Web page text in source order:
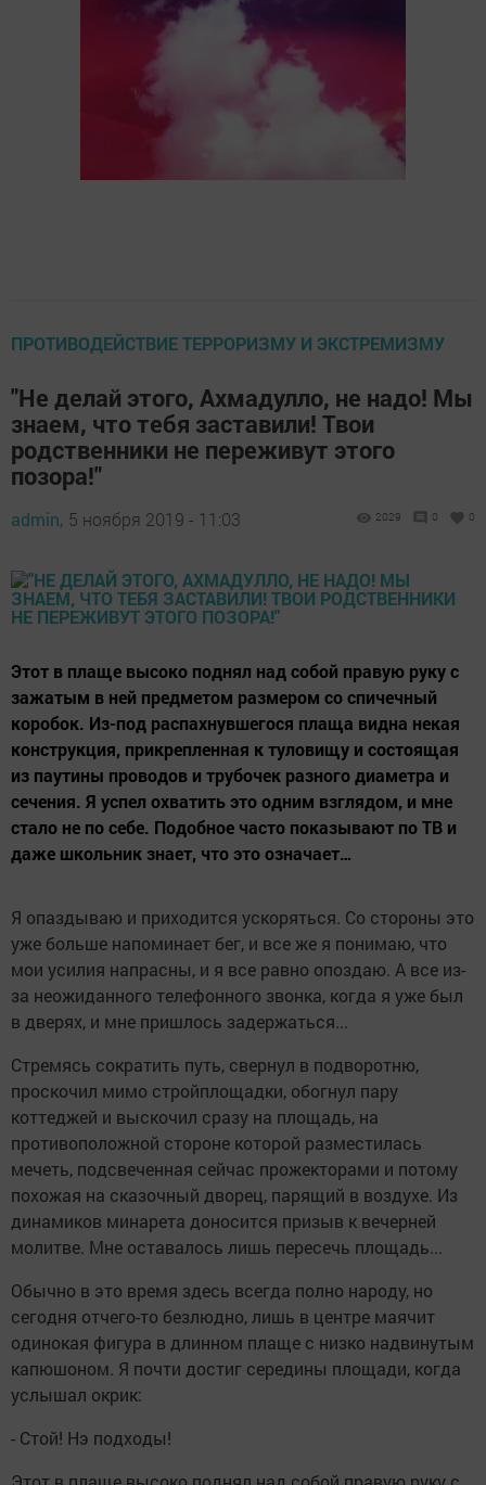
ПРОТИВОДЕЙСТВИЕ ТЕРРОРИЗМУ И ЭКСТРЕМИЗМУ
"Не делай этого, Ахмадулло, не надо! Мы
знаем, что тебя заставили! Твои
родственники не переживут этого
позора!"
admin, 5 ноября 2019 - 11:03 2029 0 0
Этот в плаще высоко поднял над собой правую руку с
зажатым в ней предметом размером со спичечный
коробок. Из-под распахнувшегося плаща видна некая
конструкция, прикрепленная к туловищу и состоящая
из паутины проводов и трубочек разного диаметра и
сечения. Я успел охватить это одним взглядом, и мне
стало не по себе. Подобное часто показывают по ТВ и
даже школьник знает, что это означает…
Я опаздываю и приходится ускоряться. Со стороны это
уже больше напоминает бег, и все же я понимаю, что
мои усилия напрасны, и я все равно опоздаю. А все из-
за неожиданного телефонного звонка, когда я уже был
в дверях, и мне пришлось задержаться...
Стремясь сократить путь, свернул в подворотню,
проскочил мимо стройплощадки, обогнул пару
коттеджей и выскочил сразу на площадь, на
противоположной стороне которой разместилась
мечеть, подсвеченная сейчас прожекторами и потому
похожая на сказочный дворец, парящий в воздухе. Из
динамиков минарета доносится призыв к вечерней
молитве. Мне оставалось лишь пересечь площадь...
Обычно в это время здесь всегда полно народу, но
сегодня отчего-то безлюдно, лишь в центре маячит
одинокая фигура в длинном плаще с низко надвинутым
капюшоном. Я почти достиг середины площади, когда
услышал окрик:
- Стой! Нэ подходы!